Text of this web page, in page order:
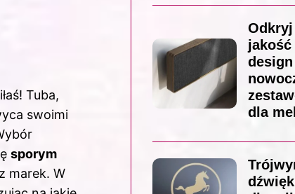
Tuba,
swoimi
sporym
marek. W
design
dla